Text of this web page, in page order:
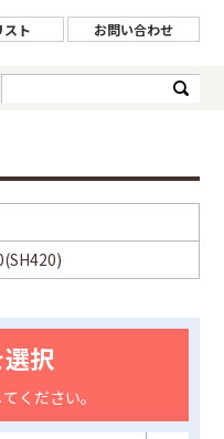
スト お問い合わせ
択
ください。